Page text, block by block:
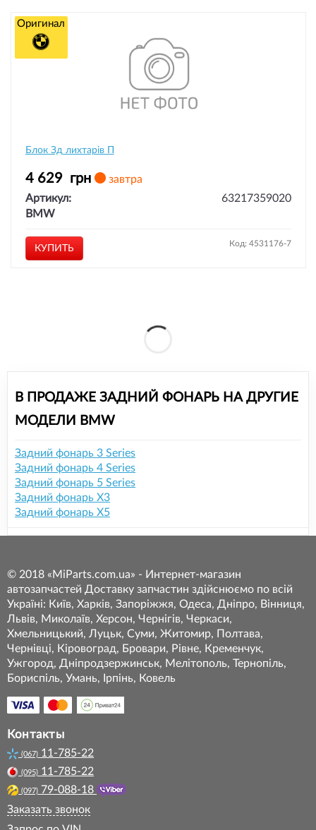
Блок Зд лихтарів П
4 629 грн
завтра
Артикул:
63217359020
BMW
КУПИТЬ Код: 4531176-7
Оригинал
В ПРОДАЖЕ ЗАДНИЙ ФОНАРЬ НА ДРУГИЕ
МОДЕЛИ BMW
Задний фонарь 3 Series
Задний фонарь 4 Series
Задний фонарь 5 Series
Задний фонарь X3
Задний фонарь X5
© 2018 «MiParts.com.ua» - Интернет-магазин
автозапчастей Доставку запчастин здійснюємо по всій
Україні: Київ, Харків, Запоріжжя, Одеса, Дніпро, Вінниця,
Львів, Миколаїв, Херсон, Чернігів, Черкаси,
Хмельницький, Луцьк, Суми, Житомир, Полтава,
Чернівці, Кіровоград, Бровари, Рівне, Кременчук,
Ужгород, Дніпродзержинськ, Мелітополь, Тернопіль,
Бориспіль, Умань, Ірпінь, Ковель
Контакты
(067) 11-785-22
(095) 11-785-22
(097) 79-088-18
Заказать звонок